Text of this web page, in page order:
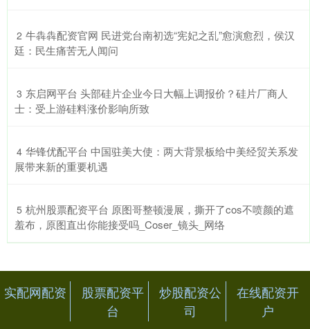
2 ​牛犇犇配资官网 民进党台南初选“宪妃之乱”愈演愈烈，侯汉
廷：民生痛苦无人闻问
3 ​东启网平台 头部硅片企业今日大幅上调报价？硅片厂商人
士：受上游硅料涨价影响所致
4 ​华锋优配平台 中国驻美大使：两大背景板给中美经贸关系发
展带来新的重要机遇
5 ​杭州股票配资平台 原图哥整顿漫展，撕开了cos不喷颜的遮
羞布，原图直出你能接受吗_Coser_镜头_网络
实配网配资
股票配资平
台
炒股配资公
司
在线配资开
户